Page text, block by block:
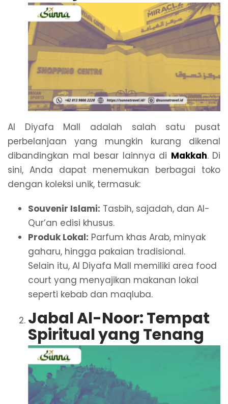
Al Diyafa Mall adalah salah satu pusat
perbelanjaan yang mungkin kurang dikenal
dibandingkan mal besar lainnya di Makkah. Di
sini, Anda dapat menemukan berbagai toko
dengan koleksi unik, termasuk:
Souvenir Islami: Tasbih, sajadah, dan Al-
Qur’an edisi khusus.
Produk Lokal: Parfum khas Arab, minyak
gaharu, hingga pakaian tradisional.
Selain itu, Al Diyafa Mall memiliki area food
court yang menyajikan makanan lokal
seperti kebab dan maqluba.
Jabal Al-Noor: Tempat
Spiritual yang Tenang